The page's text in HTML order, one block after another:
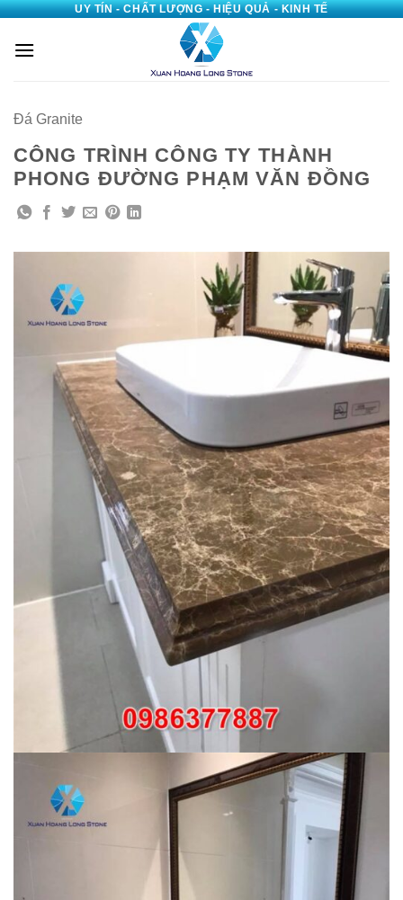
Bỏ
nội
UY TÍN - CHẤT LƯỢNG - HIỆU QUẢ - KINH TẾ
Đá Granite
CÔNG TRÌNH CÔNG TY THÀNH
PHONG ĐƯỜNG PHẠM VĂN ĐỒNG